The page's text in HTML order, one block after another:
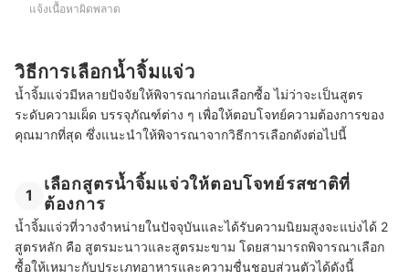
แจ้งเนื้อหาผิดพลาด
วิธีการเลือกน้ำจิ้มแจ่ว
น้ำจิ้มแจ่วมีหลายปัจจัยให้พิจารณาก่อนเลือกซื้อ ไม่ว่าจะเป็นสูตร
ระดับความเผ็ด บรรจุภัณฑ์ต่าง ๆ เพื่อให้ตอบโจทย์ความต้องการของ
คุณมากที่สุด ซึ่งแนะนำให้พิจารณาจากวิธีการเลือกดังต่อไปนี้
1
เลือกสูตรน้ำจิ้มแจ่วให้ตอบโจทย์รสชาติที่
ต้องการ
น้ำจิ้มแจ่วที่วางจำหน่ายในปัจจุบันและได้รับความนิยมสูงจะแบ่งได้ 2
สูตรหลัก คือ สูตรมะนาวและสูตรมะขาม โดยสามารถพิจารณาเลือก
ซื้อให้เหมาะกับประเภทอาหารและความชื่นชอบส่วนตัวได้ดังนี้